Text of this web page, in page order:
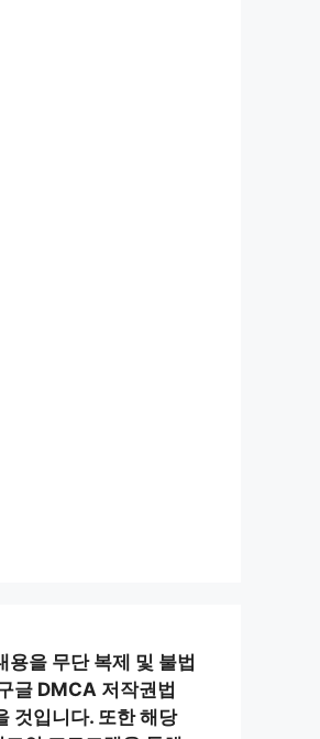
용을 무단 복제 및 불법
글 DMCA 저작권법
것입니다. 또한 해당